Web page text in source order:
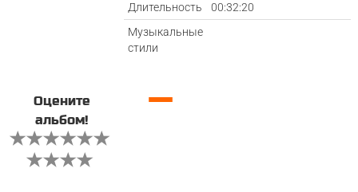
Длительность
00:32:20
Музыкальные
стили
Оцените
альбом!
—